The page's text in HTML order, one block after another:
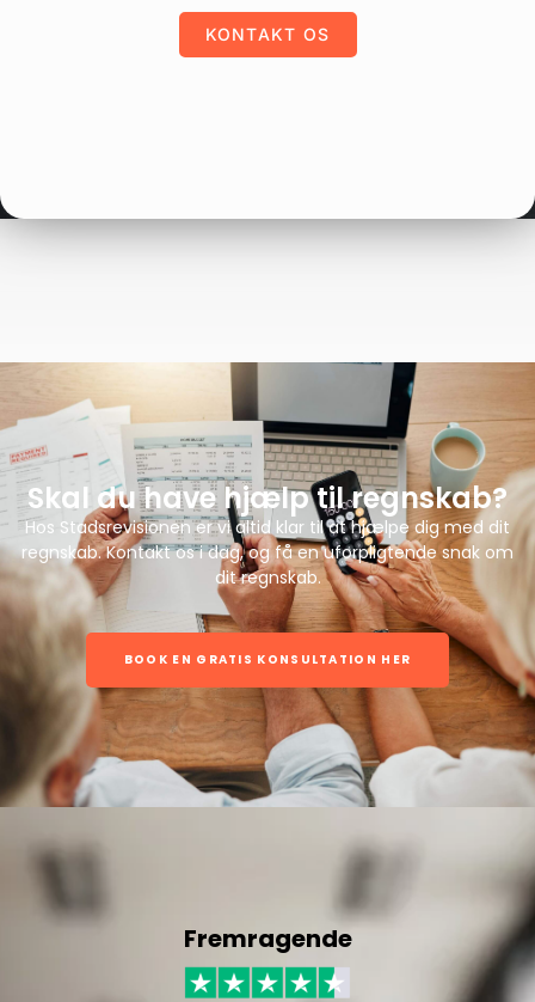
KONTAKT OS
Skal du have hjælp til regnskab?
Hos Stadsrevisionen er vi altid klar til at hjælpe dig med dit
regnskab. Kontakt os i dag, og få en uforpligtende snak om
dit regnskab.
BOOK EN GRATIS KONSULTATION HER
Fremragende